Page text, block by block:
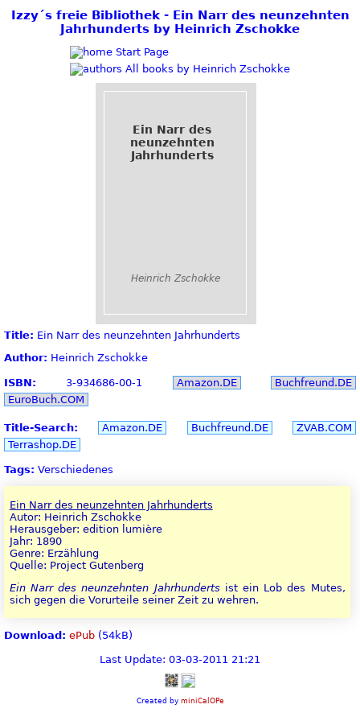
Izzy´s freie Bibliothek - Ein Narr des neunzehnten
Jahrhunderts by Heinrich Zschokke
Start Page
All books by Heinrich Zschokke
Ein Narr des
neunzehnten
Jahrhunderts
Heinrich Zschokke
Title: Ein Narr des neunzehnten Jahrhunderts
Author: Heinrich Zschokke
ISBN: 3-934686-00-1 Amazon.DE
Buchfreund.DE
EuroBuch.COM
Title-Search: Amazon.DE Buchfreund.DE
ZVAB.COM
Terrashop.DE
Tags: Verschiedenes
Ein Narr des neunzehnten Jahrhunderts
Autor: Heinrich Zschokke
Herausgeber: edition lumière
Jahr: 1890
Genre: Erzählung
Quelle: Project Gutenberg
Ein Narr des neunzehnten Jahrhundertsist ein Lob des Mutes,
sich gegen die Vorurteile seiner Zeit zu wehren.
Download: ePub (54kB)
Last Update: 03-03-2011 21:21
Created by miniCalOPe